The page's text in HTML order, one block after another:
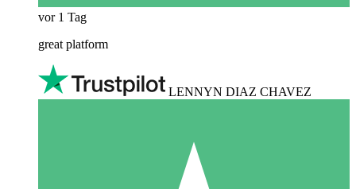
vor 1 Tag
great platform
LENNYN DIAZ CHAVEZ